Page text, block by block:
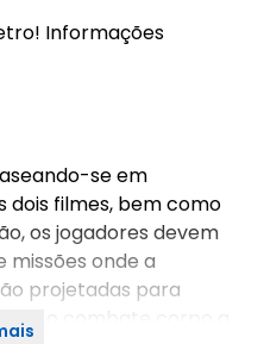
Informações
se em
dois filmes, bem como
os jogadores devem
onde a
projetadas para
o combate corpo a